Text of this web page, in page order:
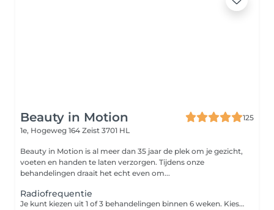
Beauty in Motion
125
1e, Hogeweg 164 Zeist 3701 HL
Beauty in Motion is al meer dan 35 jaar de plek om je gezicht,
voeten en handen te laten verzorgen. Tijdens onze
behandelingen draait het echt even om...
Radiofrequentie
Je kunt kiezen uit 1 of 3 behandelingen binnen 6 weken. Kies je voor de kuur van 3 behandelingen? Je boekt dan via Treatwell de eerste behandeling. De vervolgafspraken maak je in de salon. Door middel van elektromagnetische straling wordt er warmte uitgestraald, welke diep doordringt tot in de huid. Dit zorgt voor celstimulatie en de aanmaak van collageen en elastine. Als gevolg hiervan wordt de huid strakker en krijgt het gezicht meer volume.